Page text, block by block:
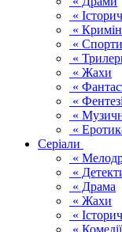
«
«
«
«
« Жахи
«
« Фентезі
«
«
Серіали
«
«
« Драма
« Жахи
«
« Комедії